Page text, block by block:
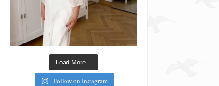
Load More...
Follow on Instagram